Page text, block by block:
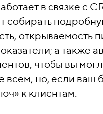
в связке с
собирать
открываемость
а также
чтобы вы
всем, но, если ваш
к клиентам.